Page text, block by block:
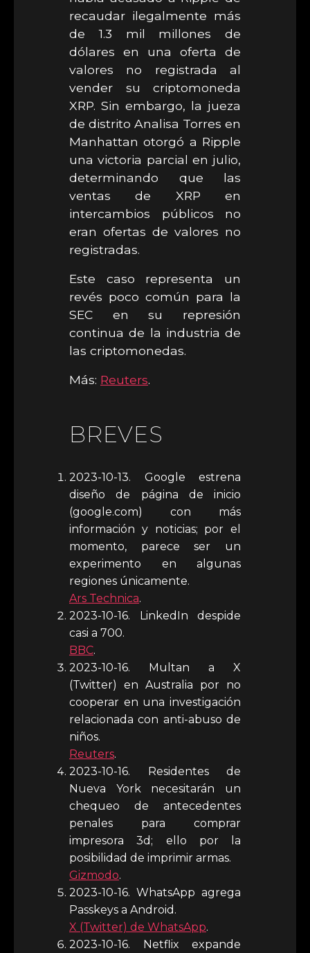
recaudar ilegalmente más
de 1.3 mil millones de
dólares en una oferta de
valores no registrada al
vender su criptomoneda
XRP. Sin embargo, la jueza
de distrito Analisa Torres en
Manhattan otorgó a Ripple
una victoria parcial en julio,
determinando que las
ventas de XRP en
intercambios públicos no
eran ofertas de valores no
registradas.
Este caso representa un
revés poco común para la
SEC en su represión
continua de la industria de
las criptomonedas.
Más: Reuters.
BREVES
2023-10-13. Google estrena
diseño de página de inicio
(google.com) con más
información y noticias; por el
momento, parece ser un
experimento en algunas
regiones únicamente.
Ars Technica.
2023-10-16. LinkedIn despide
casi a 700.
BBC.
2023-10-16. Multan a X
(Twitter) en Australia por no
cooperar en una investigación
relacionada con anti-abuso de
niños.
Reuters.
2023-10-16. Residentes de
Nueva York necesitarán un
chequeo de antecedentes
penales para comprar
impresora 3d; ello por la
posibilidad de imprimir armas.
Gizmodo.
2023-10-16. WhatsApp agrega
Passkeys a Android.
X (Twitter) de WhatsApp.
2023-10-16. Netflix expande